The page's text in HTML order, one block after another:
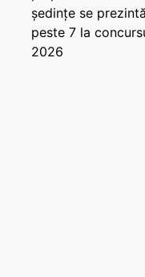
ședințe se
peste 7 la
2026